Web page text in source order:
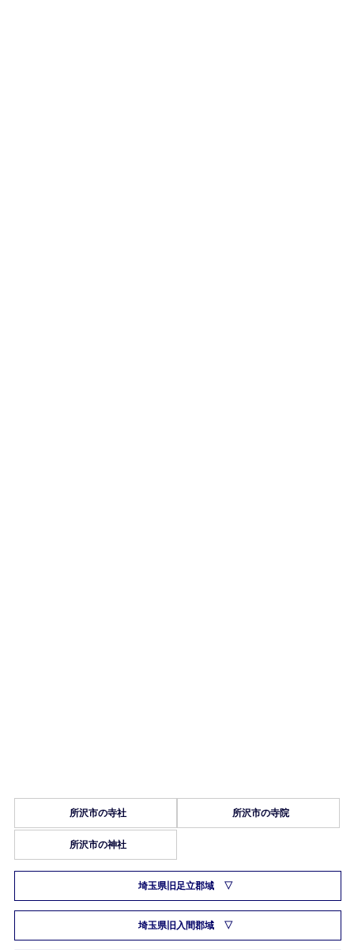
所沢市の寺社 所沢市の寺院
所沢市の神社
埼玉県旧足立郡域
埼玉県旧入間郡域